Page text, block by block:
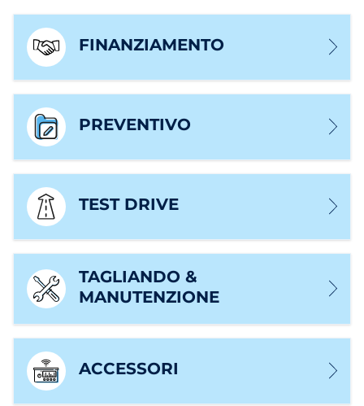
FINANZIAMENTO
PREVENTIVO
TEST DRIVE
TAGLIANDO &
MANUTENZIONE
ACCESSORI